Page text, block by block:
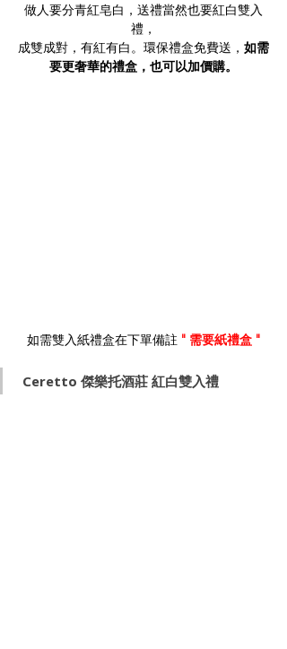
做人要分青紅皂白，送禮當然也要紅白雙入
禮，
成雙成對，有紅有白。環保禮盒免費送， 如需
要更奢華的禮盒，也可以加價購。
如需雙入紙禮盒在下單備註 " 需要紙禮盒 "
Ceretto 傑樂托酒莊 紅白雙入禮